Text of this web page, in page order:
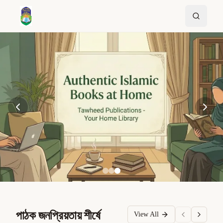
পাঠক জনপ্রিয়তায় শীর্ষে View All